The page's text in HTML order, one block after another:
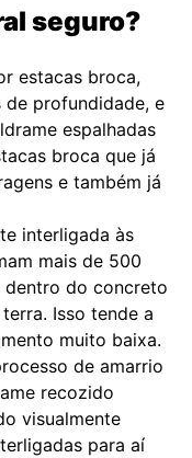
seguro?
estacas broca,
de profundidade, e
espalhadas
broca que já
e também já
interligada às
mais de 500
dentro do concreto
Isso tende a
muito baixa.
de amarrio
recozido
visualmente
para aí